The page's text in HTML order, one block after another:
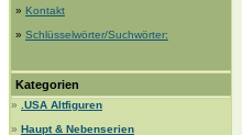
» Kontakt
» Schlüsselwörter/Suchwörter:
Kategorien
»
.USA Altfiguren
» Haupt & Nebenserien